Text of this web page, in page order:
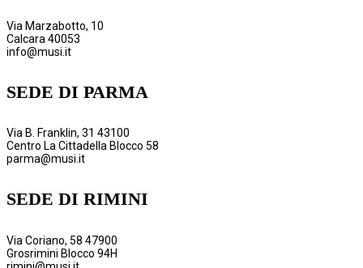
Via Marzabotto, 10
Calcara 40053
info@musi.it
SEDE DI PARMA
Via B. Franklin, 31 43100
Centro La Cittadella Blocco 58
parma@musi.it
SEDE DI RIMINI
Via Coriano, 58 47900
Grosrimini Blocco 94H